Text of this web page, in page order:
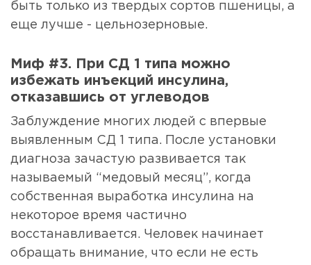
быть только из твердых сортов пшеницы, а
еще лучше - цельнозерновые.
Миф #3. При СД 1 типа можно
избежать инъекций инсулина,
отказавшись от углеводов
Заблуждение многих людей с впервые
выявленным СД 1 типа. После установки
диагноза зачастую развивается так
называемый “медовый месяц”, когда
собственная выработка инсулина на
некоторое время частично
восстанавливается. Человек начинает
обращать внимание, что если не есть